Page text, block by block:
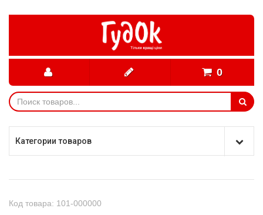
0
Категории товаров
Код товара: 101-000000